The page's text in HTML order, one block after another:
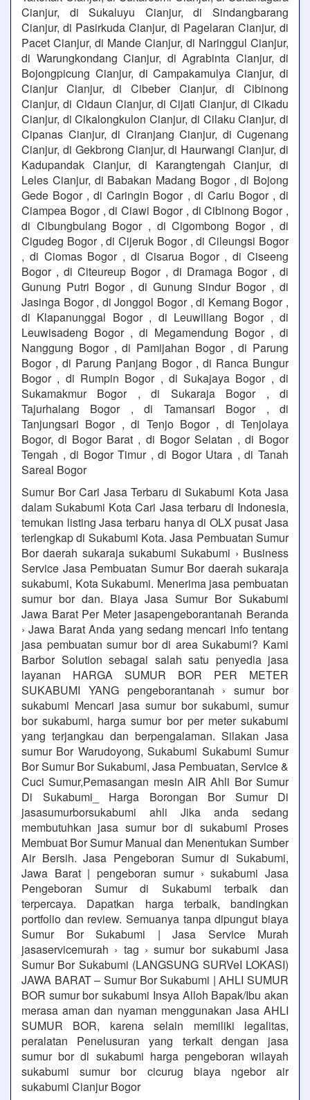
Cianjur, di Sukaluyu Cianjur, di Sindangbarang
Cianjur, di Pasirkuda Cianjur, di Pagelaran Cianjur, di
Pacet Cianjur, di Mande Cianjur, di Naringgul Cianjur,
di Warungkondang Cianjur, di Agrabinta Cianjur, di
Bojongpicung Cianjur, di Campakamulya Cianjur, di
Cianjur Cianjur, di Cibeber Cianjur, di Cibinong
Cianjur, di Cidaun Cianjur, di Cijati Cianjur, di Cikadu
Cianjur, di Cikalongkulon Cianjur, di Cilaku Cianjur, di
Cipanas Cianjur, di Ciranjang Cianjur, di Cugenang
Cianjur, di Gekbrong Cianjur, di Haurwangi Cianjur, di
Kadupandak Cianjur, di Karangtengah Cianjur, di
Leles Cianjur, di Babakan Madang Bogor , di Bojong
Gede Bogor , di Caringin Bogor , di Cariu Bogor , di
Ciampea Bogor , di Ciawi Bogor , di Cibinong Bogor ,
di Cibungbulang Bogor , di Cigombong Bogor , di
Cigudeg Bogor , di Cijeruk Bogor , di Cileungsi Bogor
, di Ciomas Bogor , di Cisarua Bogor , di Ciseeng
Bogor , di Citeureup Bogor , di Dramaga Bogor , di
Gunung Putri Bogor , di Gunung Sindur Bogor , di
Jasinga Bogor , di Jonggol Bogor , di Kemang Bogor ,
di Klapanunggal Bogor , di Leuwiliang Bogor , di
Leuwisadeng Bogor , di Megamendung Bogor , di
Nanggung Bogor , di Pamijahan Bogor , di Parung
Bogor , di Parung Panjang Bogor , di Ranca Bungur
Bogor , di Rumpin Bogor , di Sukajaya Bogor , di
Sukamakmur Bogor , di Sukaraja Bogor , di
Tajurhalang Bogor , di Tamansari Bogor , di
Tanjungsari Bogor , di Tenjo Bogor , di Tenjolaya
Bogor, di Bogor Barat , di Bogor Selatan , di Bogor
Tengah , di Bogor Timur , di Bogor Utara , di Tanah
Sareal Bogor
Sumur Bor Cari Jasa Terbaru di Sukabumi Kota Jasa
dalam Sukabumi Kota Cari Jasa terbaru di Indonesia,
temukan listing Jasa terbaru hanya di OLX pusat Jasa
terlengkap di Sukabumi Kota. Jasa Pembuatan Sumur
Bor daerah sukaraja sukabumi Sukabumi › Business
Service Jasa Pembuatan Sumur Bor daerah sukaraja
sukabumi, Kota Sukabumi. Menerima jasa pembuatan
sumur bor dan. Biaya Jasa Sumur Bor Sukabumi
Jawa Barat Per Meter jasapengeborantanah Beranda
› Jawa Barat Anda yang sedang mencari info tentang
jasa pembuatan sumur bor di area Sukabumi? Kami
Barbor Solution sebagai salah satu penyedia jasa
layanan HARGA SUMUR BOR PER METER
SUKABUMI YANG pengeborantanah › sumur bor
sukabumi Mencari jasa sumur bor sukabumi, sumur
bor sukabumi, harga sumur bor per meter sukabumi
yang terjangkau dan berpengalaman. Silakan Jasa
sumur Bor Warudoyong, Sukabumi Sukabumi Sumur
Bor Sumur Bor Sukabumi, Jasa Pembuatan, Service &
Cuci Sumur,Pemasangan mesin AIR Ahli Bor Sumur
Di Sukabumi_ Harga Borongan Bor Sumur Di
jasasumurborsukabumi ahli Jika anda sedang
membutuhkan jasa sumur bor di sukabumi Proses
Membuat Bor Sumur Manual dan Menentukan Sumber
Air Bersih. Jasa Pengeboran Sumur di Sukabumi,
Jawa Barat | pengeboran sumur › sukabumi Jasa
Pengeboran Sumur di Sukabumi terbaik dan
terpercaya. Dapatkan harga terbaik, bandingkan
portfolio dan review. Semuanya tanpa dipungut biaya
Sumur Bor Sukabumi | Jasa Service Murah
jasaservicemurah › tag › sumur bor sukabumi Jasa
Sumur Bor Sukabumi (LANGSUNG SURVeI LOKASI)
JAWA BARAT – Sumur Bor Sukabumi | AHLI SUMUR
BOR sumur bor sukabumi Insya Alloh Bapak/Ibu akan
merasa aman dan nyaman menggunakan Jasa AHLI
SUMUR BOR, karena selain memiliki legalitas,
peralatan Penelusuran yang terkait dengan jasa
sumur bor di sukabumi harga pengeboran wilayah
sukabumi sumur bor cicurug biaya ngebor air
sukabumi Cianjur Bogor